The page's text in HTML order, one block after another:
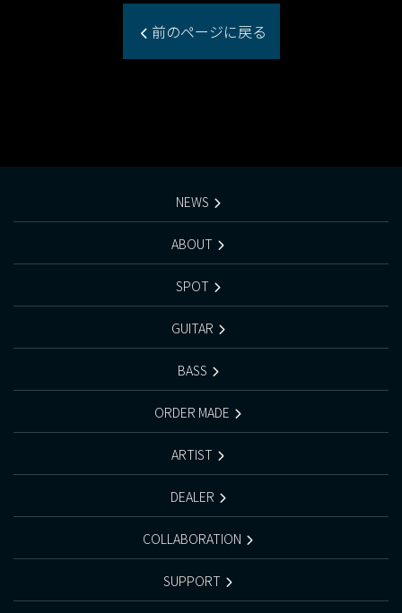
前のページに戻る
NEWS
ABOUT
SPOT
GUITAR
BASS
ORDER MADE
ARTIST
DEALER
COLLABORATION
SUPPORT